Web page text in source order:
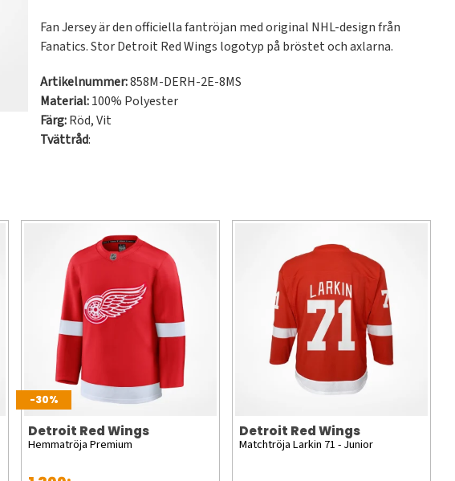
Fan Jersey är den officiella fantröjan med original NHL-design från
Fanatics. Stor Detroit Red Wings logotyp på bröstet och axlarna.
Artikelnummer:858M-DERH-2E-8MS
Material:100% Polyester
Färg:Röd,Vit
Tvättråd:
-30%
Detroit Red Wings
Hemmatröja Premium
Detroit Red Wings
Matchtröja Larkin 71 - Junior